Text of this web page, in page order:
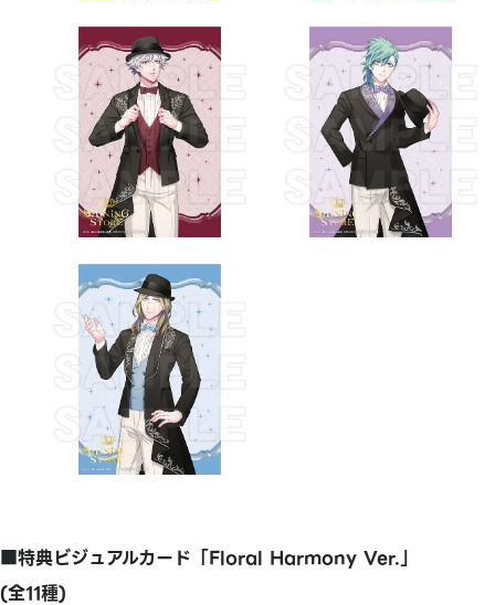
■特典ビジュアルカード「Floral Harmony Ver.」
(全11種)